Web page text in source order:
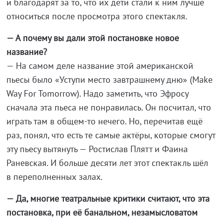
относиться после просмотра этого спектакля.
— А почему вы дали этой постановке новое
название?
— На самом деле название этой американской
пьесы было «Уступи место завтрашнему дню» (Make
Way For Tomorrow). Надо заметить, что Эфросу
сначала эта пьеса не понравилась. Он посчитал, что
играть там в общем-то нечего. Но, перечитав ещё
раз, понял, что есть те самые актёры, которые смогут
эту пьесу вытянуть — Ростислав Плятт и Фаина
Раневская. И больше десяти лет этот спектакль шёл
в переполненных залах.
— Да, многие театральные критики считают, что эта
постановка, при её банальном, незамысловатом